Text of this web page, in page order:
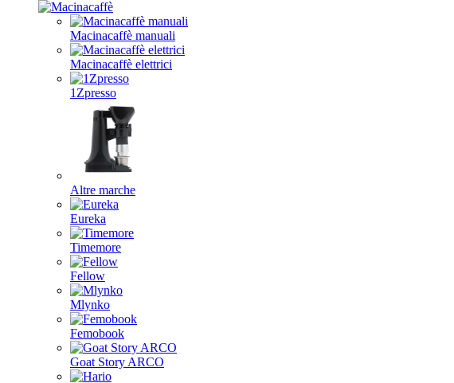
Macinacaffè manuali
Macinacaffè elettrici
1Zpresso
Altre marche
Eureka
Timemore
Fellow
Mlynko
Femobook
Goat Story ARCO